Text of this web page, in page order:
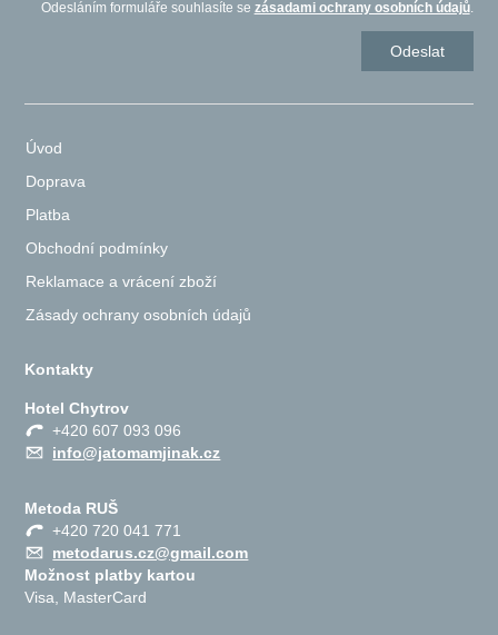
Odesláním formuláře souhlasíte se zásadami ochrany osobních údajů.
Úvod
Doprava
Platba
Obchodní podmínky
Reklamace a vrácení zboží
Zásady ochrany osobních údajů
Kontakty
Hotel Chytrov
+420 607 093 096
info@jatomamjinak.cz
Metoda RUŠ
+420 720 041 771
metodarus.cz@gmail.com
Možnost platby kartou
Visa, MasterCard